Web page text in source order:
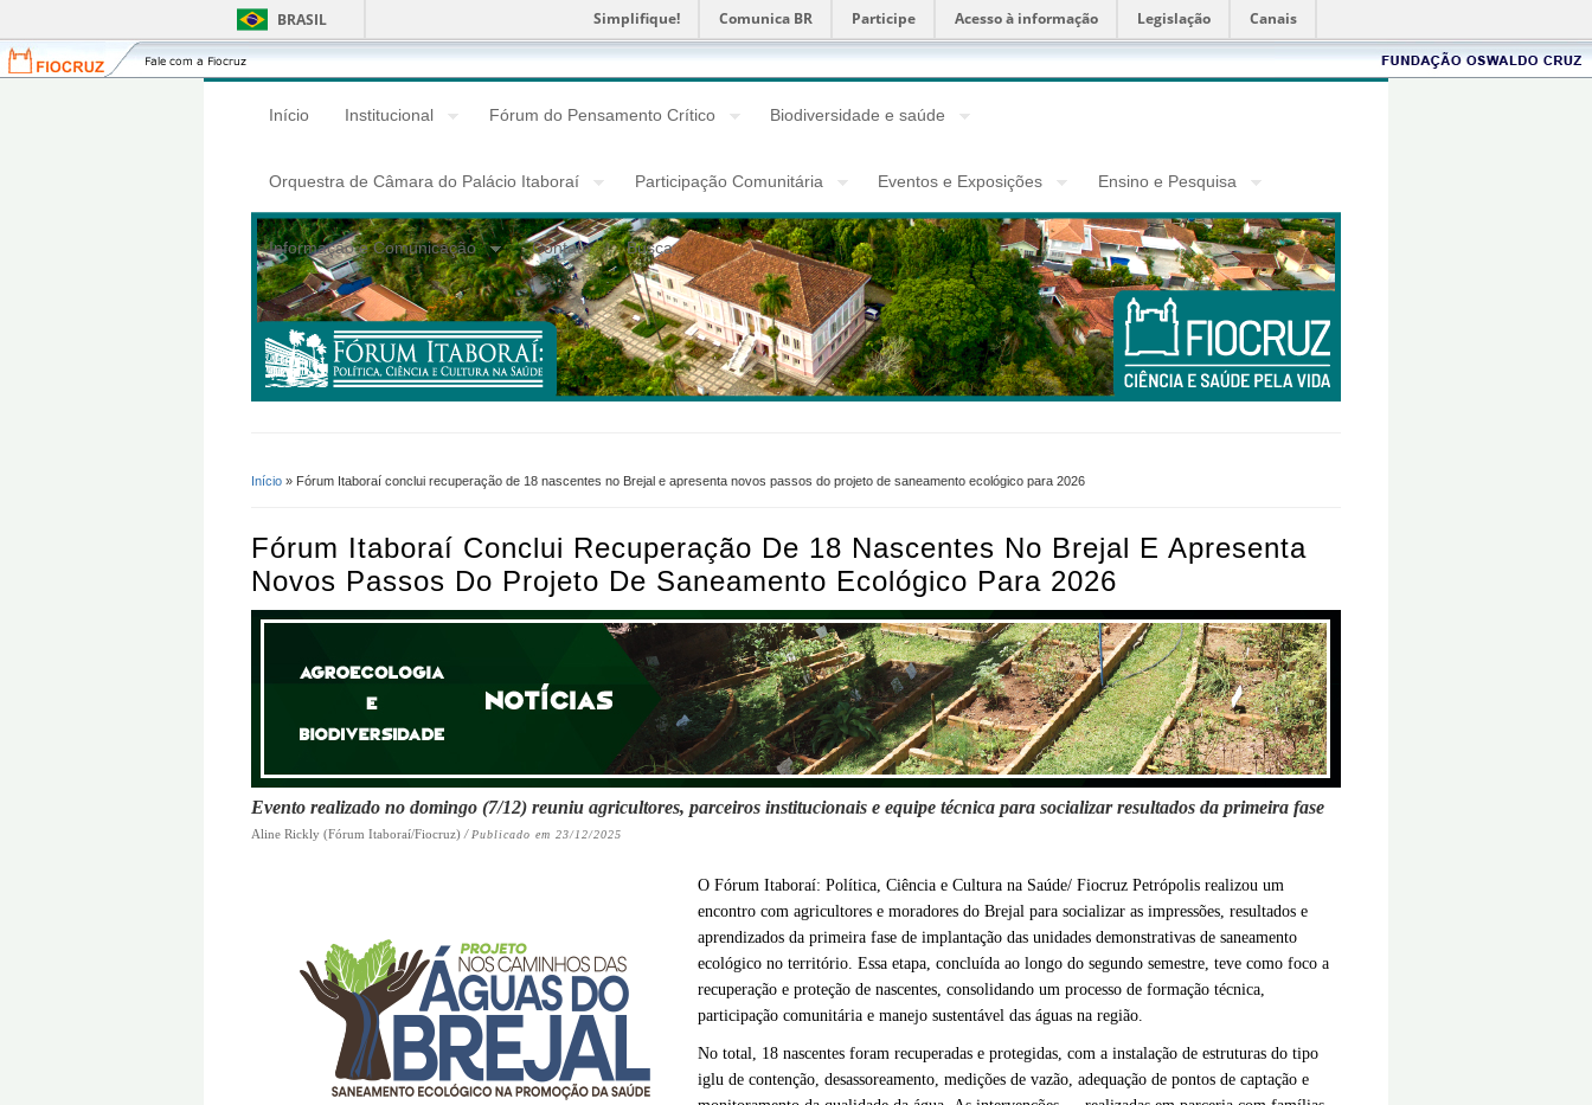
BRASIL Simplifique! Comunica BR Participe Acesso à informação Legislação Canais
Fiocruz
Fale
com
Fiocruz
Início Institucional Fórum do Pensamento Crítico Biodiversidade e saúde
Orquestra de Câmara do Palácio Itaboraí Participação Comunitária Eventos e Exposições Ensino e Pesquisa
Informação e Comunicação Contato Busca
Início » Fórum Itaboraí conclui recuperação de 18 nascentes no Brejal e apresenta novos passos do projeto de saneamento ecológico para 2026
Fórum Itaboraí Conclui Recuperação De 18 Nascentes No Brejal E Apresenta
Novos Passos Do Projeto De Saneamento Ecológico Para 2026
Evento realizado no domingo (7/12) reuniu agricultores, parceiros institucionais e equipe técnica para socializar resultados da primeira fase
Aline Rickly (Fórum Itaboraí/Fiocruz) / Publicado em 23/12/2025
O Fórum Itaboraí: Política, Ciência e Cultura na Saúde/ Fiocruz Petrópolis realizou um
encontro com agricultores e moradores do Brejal para socializar as impressões, resultados e
aprendizados da primeira fase de implantação das unidades demonstrativas de saneamento
ecológico no território. Essa etapa, concluída ao longo do segundo semestre, teve como foco a
recuperação e proteção de nascentes, consolidando um processo de formação técnica,
participação comunitária e manejo sustentável das águas na região.
No total, 18 nascentes foram recuperadas e protegidas, com a instalação de estruturas do tipo
iglu de contenção, desassoreamento, medições de vazão, adequação de pontos de captação e